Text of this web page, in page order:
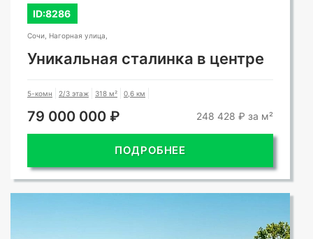
ID:8286
Сочи, Нагорная улица,
Уникальная сталинка в центре
5-комн 2/3 этаж 318 м² 0,6 км
79 000 000 ₽ 248 428 ₽ за м²
ПОДРОБНЕЕ